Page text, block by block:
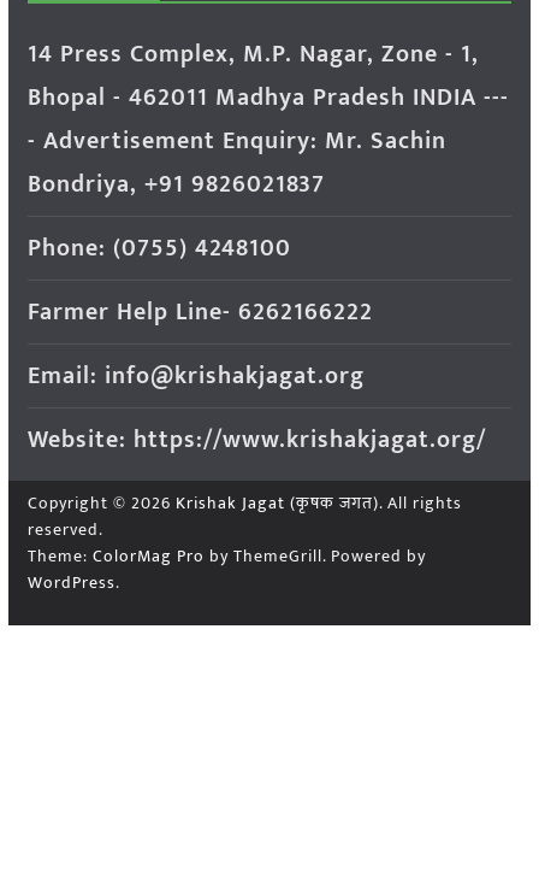
14 Press Complex, M.P. Nagar, Zone - 1,
Bhopal - 462011 Madhya Pradesh INDIA ---
- Advertisement Enquiry: Mr. Sachin
Bondriya, +91 9826021837
Phone: (0755) 4248100
Farmer Help Line- 6262166222
Email: info@krishakjagat.org
Website: https://www.krishakjagat.org/
Copyright © 2026 Krishak Jagat (कृषक जगत). All rights
reserved.
Theme: ColorMag Pro by ThemeGrill. Powered by
WordPress.